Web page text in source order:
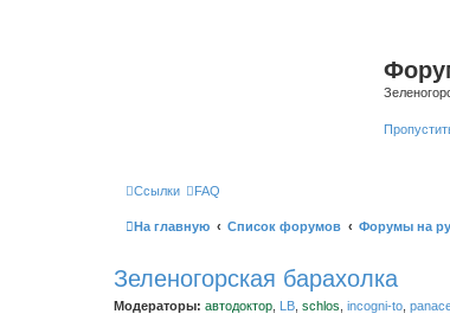
Ссылки FAQ
На главную Список форумов Форумы на
Зеленогорская барахолка
Модераторы: автодоктор LB schlos incogni-to